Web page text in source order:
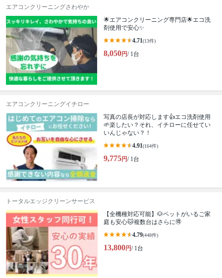
エアコンクリーニングさわやか
🌟エアコンクリーニング専門店🌟エコ洗
剤使用で安心✨
4.71(13件)
8,050円/ 1台
エアコンクリーニングイチロー
写真の店長が対応します👍エコ洗剤使用
🌱楽したい？それ、イチローに任せてい
いんじゃない？！
4.91(164件)
9,775円/ 1台
トータルエッジクリーンサービス
【全機種対応可能】🐶ペットがいるご家
庭も安心🐱複数台はさらに🉐
4.79(448件)
13,800円/ 1台